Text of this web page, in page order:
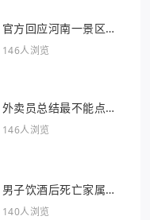
官方回应河南一景区推
出虎景房
146人浏览
外卖员总结最不能点的
外卖
146人浏览
男子饮酒后死亡家属索
赔36万被驳回
140人浏览